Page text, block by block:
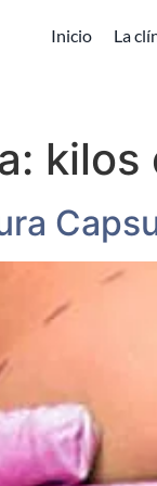
Inicio La
kilos